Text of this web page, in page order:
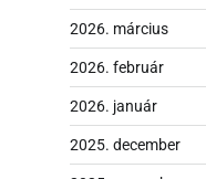
2026. március
2026. február
2026. január
2025. december